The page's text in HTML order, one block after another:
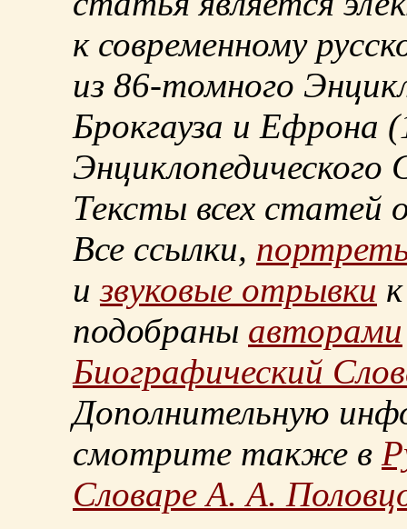
к современному
из 86-томного
Брокгауза и Ефрона
Энциклопедического
Тексты всех статей
Все ссылки,
извуковые отрывки
подобраны авторами
Биографический
Дополнительную
смотрите также в
Словаре А. А.